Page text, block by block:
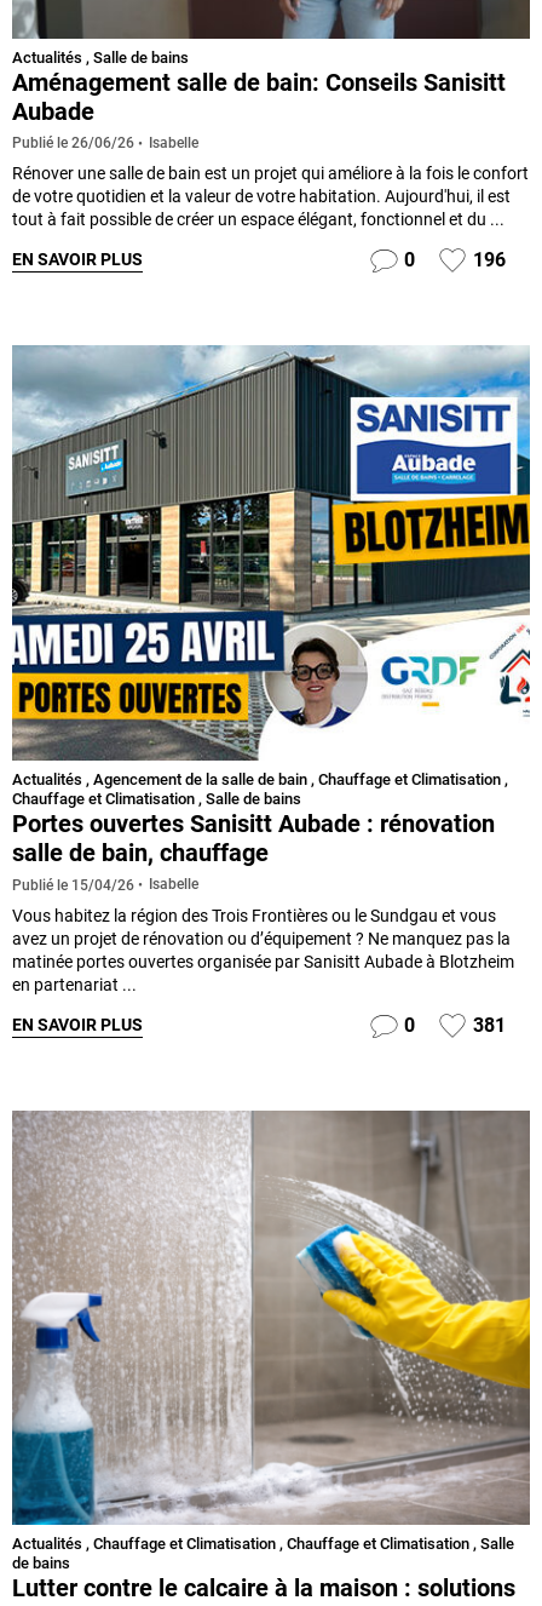
Actualités , Salle de bains
Aménagement salle de bain: Conseils Sanisitt
Aubade
Publié le 26/06/26 Isabelle
Rénover une salle de bain est un projet qui améliore à la fois le confort
de votre quotidien et la valeur de votre habitation. Aujourd'hui, il est
tout à fait possible de créer un espace élégant, fonctionnel et du ...
EN SAVOIR PLUS 0 196
Actualités , Agencement de la salle de bain , Chauffage et Climatisation ,
Chauffage et Climatisation , Salle de bains
Portes ouvertes Sanisitt Aubade : rénovation
salle de bain, chauffage
Publié le 15/04/26 Isabelle
Vous habitez la région des Trois Frontières ou le Sundgau et vous
avez un projet de rénovation ou d’équipement ? Ne manquez pas la
matinée portes ouvertes organisée par Sanisitt Aubade à Blotzheim
en partenariat ...
EN SAVOIR PLUS 0 381
Actualités , Chauffage et Climatisation , Chauffage et Climatisation , Salle
de bains
Lutter contre le calcaire à la maison : solutions